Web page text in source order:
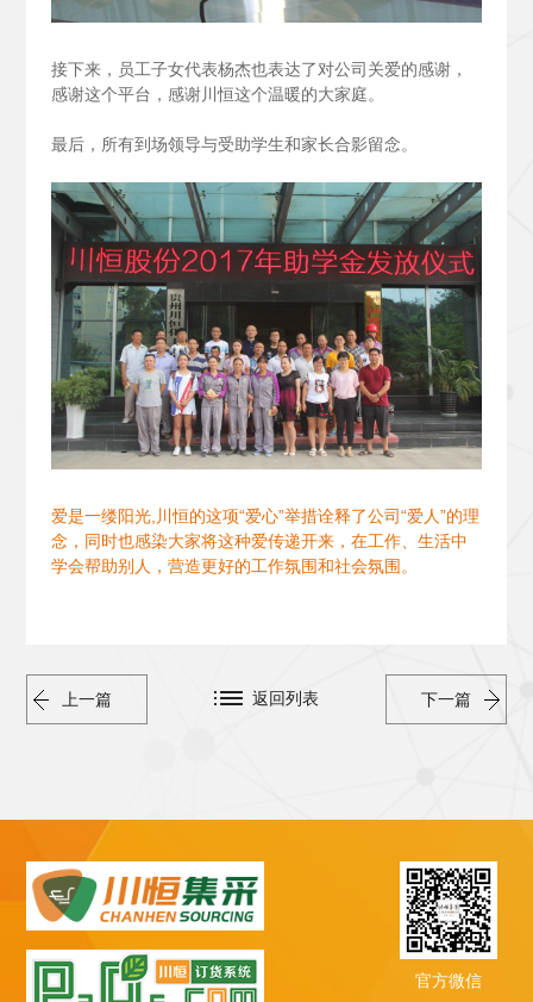
接下来，员工子女代表杨杰也表达了对公司关爱的感谢，
感谢这个平台，感谢川恒这个温暖的大家庭。
最后，所有到场领导与受助学生和家长合影留念。
爱是一缕阳光,川恒的这项“爱心”举措诠释了公司“爱人”的理
念，同时也感染大家将这种爱传递开来，在工作、生活中
学会帮助别人，营造更好的工作氛围和社会氛围。
上一篇 下一篇
返回列表
官方微信